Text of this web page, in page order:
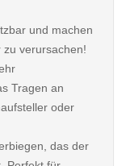
und machen
verursachen!
Tragen an
oder
das der